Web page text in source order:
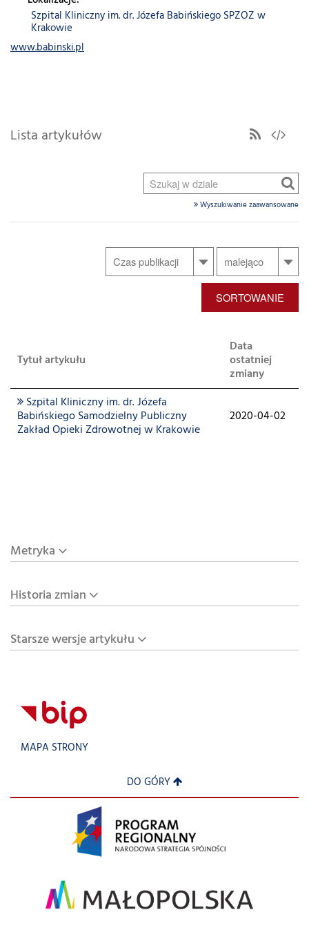
Szpital Kliniczny im. dr. Józefa Babińskiego SPZOZ w
Krakowie
www.babinski.pl
Lista artykułów
Wyszukiwanie zaawansowane
SORTOWANIE
Tytuł artykułu
Data
ostatniej
zmiany
Szpital Kliniczny im. dr. Józefa
Babińskiego Samodzielny Publiczny
Zakład Opieki Zdrowotnej w Krakowie
2020-04-02
Metryka
Historia zmian
Starsze wersje artykułu
MAPA STRONY
DO GÓRY